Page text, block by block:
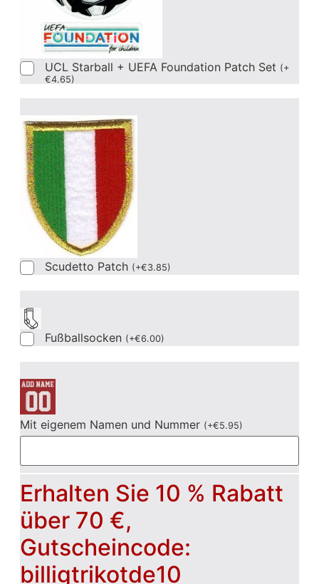
UCL Starball + UEFA Foundation Patch Set (+
€4.65)
Scudetto Patch (+€3.85)
Fußballsocken (+€6.00)
Mit eigenem Namen und Nummer (+€5.95)
Erhalten Sie 10 % Rabatt
über 70 €,
Gutscheincode:
billigtrikotde10